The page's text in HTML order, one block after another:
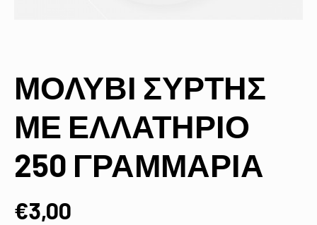
ΜΟΛΥΒΙ ΣΥΡΤΗΣ
ΜΕ ΕΛΛΑΤΗΡΙΟ
250 ΓΡΑΜΜΑΡΙΑ
€3,00